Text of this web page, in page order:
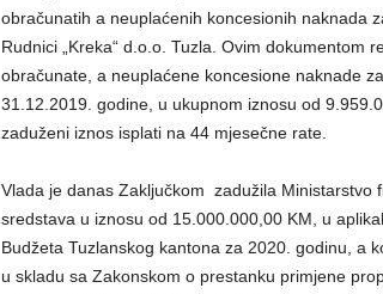
obračunatih a neuplaćenih koncesionih naknada
Rudnici „Kreka“ d.o.o. Tuzla. Ovim dokumentom
obračunate, a neuplaćene koncesione naknade
31.12.2019. godine, u ukupnom iznosu od
zaduženi iznos isplati na 44 mjesečne rate.
Vlada je danas Zaključkom zadužila Ministarstvo
sredstava u iznosu od 15.000.000,00 KM, u
Budžeta Tuzlanskog kantona za 2020. godinu, a
u skladu sa Zakonskom o prestanku primjene